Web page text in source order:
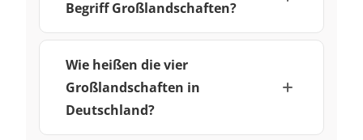
Begriff Großlandschaften?
Wie heißen die vier
Großlandschaften in
Deutschland?